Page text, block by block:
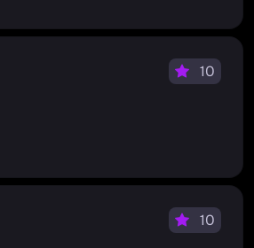
10
10